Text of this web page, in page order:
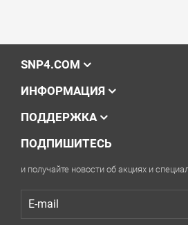
SNP4.COM
ИНФОРМАЦИЯ
ПОДДЕРЖКА
ПОДПИШИТЕСЬ
и получайте новости об акциях и